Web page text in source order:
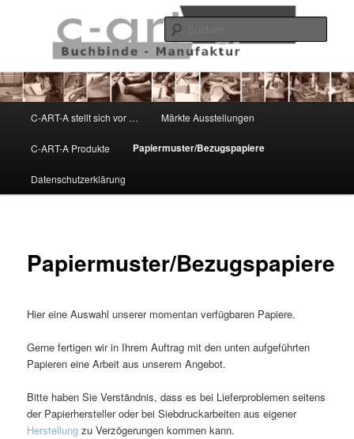
C-ART-A
C-ART-A stellt sich vor … Märkte Ausstellungen
C-ART-A Produkte Papiermuster/Bezugspapiere
Datenschutzerklärung
Papiermuster/Bezugspapiere
Hier eine Auswahl unserer momentan verfügbaren Papiere.
Gerne fertigen wir in Ihrem Auftrag mit den unten aufgeführten
Papieren eine Arbeit aus unserem Angebot.
Bitte haben Sie Verständnis, dass es bei Lieferproblemen seitens
der Papierhersteller oder bei Siebdruckarbeiten aus eigener
Herstellung zu Verzögerungen kommen kann.